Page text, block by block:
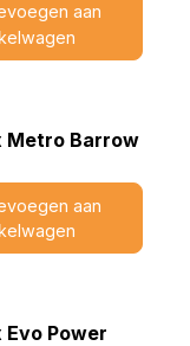
aan
Metro Barrow
aan
Evo Power